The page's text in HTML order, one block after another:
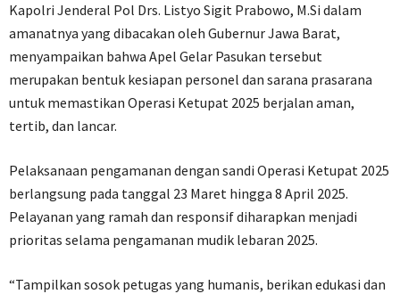
Kapolri Jenderal Pol Drs. Listyo Sigit Prabowo, M.Si dalam
amanatnya yang dibacakan oleh Gubernur Jawa Barat,
menyampaikan bahwa Apel Gelar Pasukan tersebut
merupakan bentuk kesiapan personel dan sarana prasarana
untuk memastikan Operasi Ketupat 2025 berjalan aman,
tertib, dan lancar.
Pelaksanaan pengamanan dengan sandi Operasi Ketupat 2025
berlangsung pada tanggal 23 Maret hingga 8 April 2025.
Pelayanan yang ramah dan responsif diharapkan menjadi
prioritas selama pengamanan mudik lebaran 2025.
“Tampilkan sosok petugas yang humanis, berikan edukasi dan